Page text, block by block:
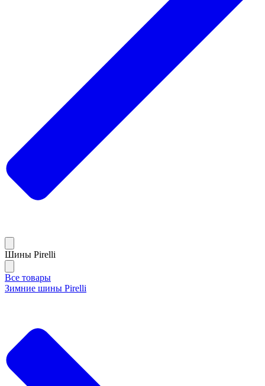
Шины Pirelli
Все товары
Зимние шины Pirelli